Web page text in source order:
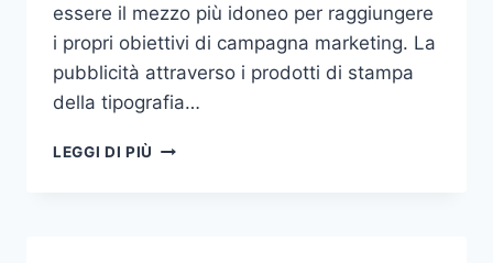
essere il mezzo più idoneo per raggiungere
i propri obiettivi di campagna marketing. La
pubblicità attraverso i prodotti di stampa
della tipografia…
LEGGI DI PIÙ VUOI